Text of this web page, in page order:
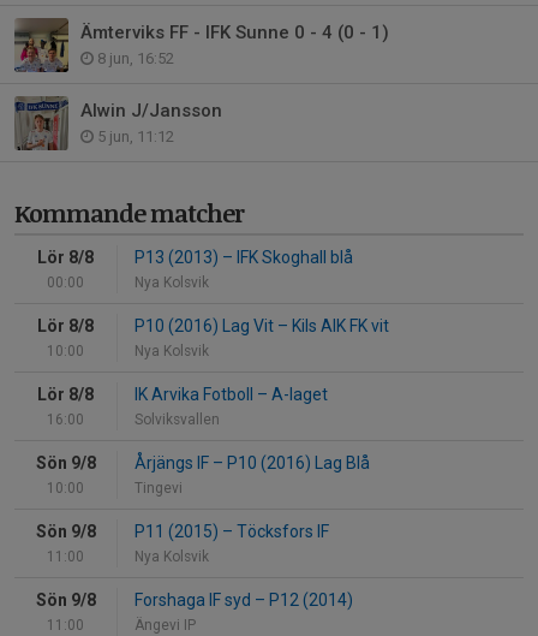
Ämterviks FF - IFK Sunne 0 - 4 (0 - 1)
8 jun, 16:52
Alwin J/Jansson
5 jun, 11:12
Kommande matcher
Lör 8/8
00:00
P13 (2013) – IFK Skoghall blå
Nya Kolsvik
Lör 8/8
10:00
P10 (2016) Lag Vit – Kils AIK FK vit
Nya Kolsvik
Lör 8/8
16:00
IK Arvika Fotboll – A-laget
Solviksvallen
Sön 9/8
10:00
Årjängs IF – P10 (2016) Lag Blå
Tingevi
Sön 9/8
11:00
P11 (2015) – Töcksfors IF
Nya Kolsvik
Sön 9/8
11:00
Forshaga IF syd – P12 (2014)
Ängevi IP